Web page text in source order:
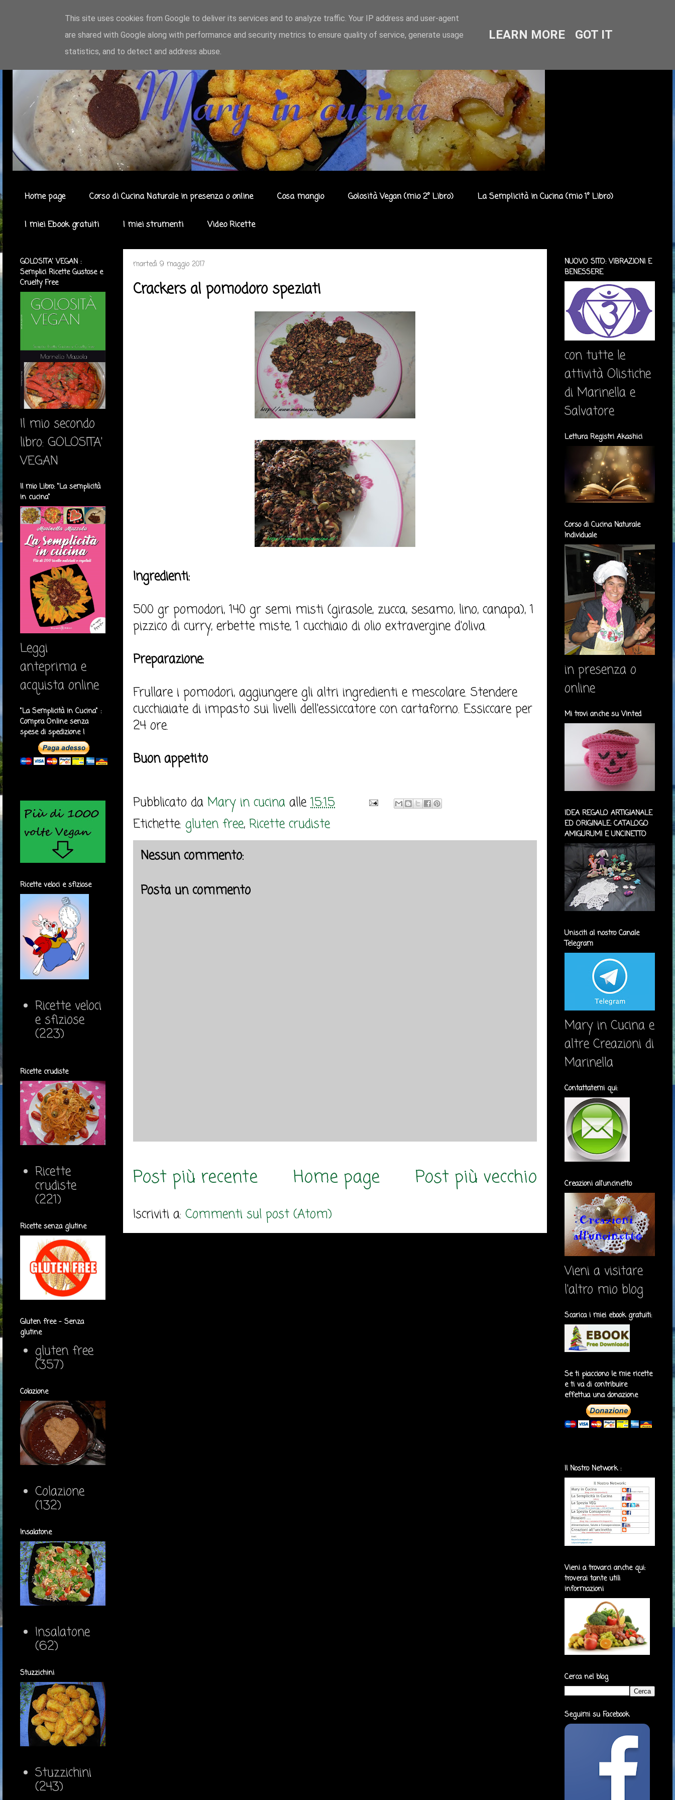
Home page Corso di Cucina Naturale in presenza o online Cosa mangio Golosità Vegan (mio 2° Libro) La Semplicità in Cucina (mio 1° Libro)
I miei Ebook gratuiti I miei strumenti Video Ricette
martedì 9 maggio 2017
Crackers al pomodoro speziati
Ingredienti:
500 gr pomodori, 140 gr semi misti (girasole, zucca, sesamo, lino, canapa), 1
pizzico di curry, erbette miste, 1 cucchiaio di olio extravergine d'oliva.
Preparazione:
Frullare i pomodori, aggiungere gli altri ingredienti e mescolare. Stendere
cucchiaiate di impasto sui livelli dell'essiccatore con cartaforno. Essiccare per
24 ore.
Buon appetito
Pubblicato da Mary in cucina alle 15:15
Etichette: gluten free, Ricette crudiste
Nessun commento:
Posta un commento
Post più recente Post più vecchio
Home page
Iscriviti a: Commenti sul post (Atom)
GOLOSITA' VEGAN :
Semplici Ricette Gustose e
Cruelty Free
Il mio secondo
libro: GOLOSITA'
VEGAN
Il mio Libro: "La semplicità
in cucina"
Leggi
anteprima e
acquista online
"La Semplicità in Cucina" :
Compra Online senza
spese di spedizione !
Ricette veloci e sfiziose
Ricette veloci
e sfiziose
(223)
Ricette crudiste
Ricette
crudiste
(221)
Ricette senza glutine
Gluten free - Senza
glutine
gluten free
(357)
Colazione
Colazione
(132)
Insalatone
Insalatone
(62)
Stuzzichini
Stuzzichini
(243)
NUOVO SITO: VIBRAZIONI E
BENESSERE
con tutte le
attività Olistiche
di Marinella e
Salvatore
Lettura Registri Akashici
Corso di Cucina Naturale
Individuale
in presenza o
online
Mi trovi anche su Vinted
IDEA REGALO ARTIGIANALE
ED ORIGINALE: CATALOGO
AMIGURUMI E UNCINETTO
Unisciti al nostro Canale
Telegram
Mary in Cucina e
altre Creazioni di
Marinella
Contattatemi qui:
Creazioni all'uncinetto
Vieni a visitare
l'altro mio blog
Scarica i miei ebook gratuiti:
Se ti piacciono le mie ricette
e ti va di contribuire
effettua una donazione
Il Nostro Network :
Vieni a trovarci anche qui:
troverai tante utili
informazioni
Cerca nel blog
Seguimi su Facebook
This site uses cookies from Google to deliver its services and to analyze traffic. Your IP address and user-agent
are shared with Google along with performance and security metrics to ensure quality of service, generate usage
statistics, and to detect and address abuse.
LEARN MORE GOT IT